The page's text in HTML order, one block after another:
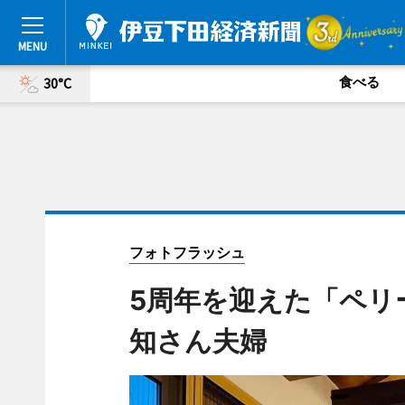
30°C 食べる
フォトフラッシュ
5周年を迎えた「ペ
知さん夫婦